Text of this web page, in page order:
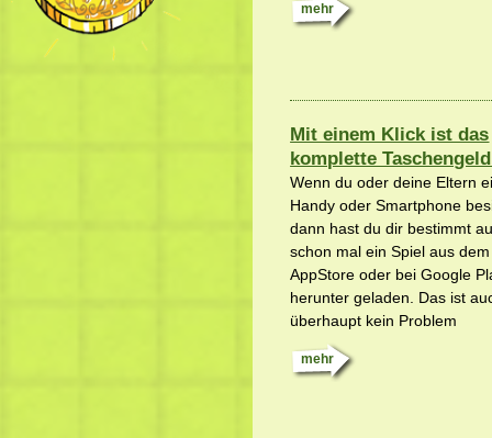
mehr
Mit einem Klick ist das
komplette
Wenn du oder deine Eltern
Handy oder Smartphone
dann hast du dir bestimmt
schon mal ein Spiel aus dem
AppStore oder bei Google
herunter geladen. Das ist
überhaupt kein Problem
mehr